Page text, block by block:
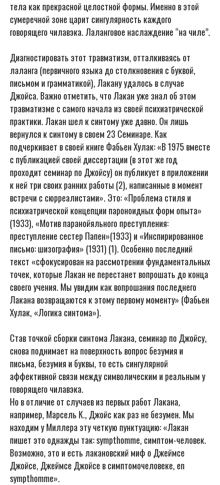
тела как прекрасной целостной формы. Именно в этой
сумеречной зоне царит сингулярность каждого
говорящего чилавэка. Лаланговое наслаждение “на чиле”.
Диагностировать этот травматизм, отталкиваясь от
лаланга (первичного языка до столкновения с буквой,
письмом и грамматикой), Лакану удалось в случае
Джойса. Важно отметить, что Лакан уже знал об этом
травматизме с самого начала из своей психиатрической
практики. Лакан шел к синтому уже давно. Он лишь
вернулся к синтому в своем 23 Семинаре. Как
подчеркивает в своей книге Фабьен Хулак: «В 1975 вместе
с публикацией своей диссертации (в этот же год
проходит семинар по Джойсу) он публикует в приложении
к ней три своих ранних работы (2), написанные в момент
встречи с сюрреалистами». Это: «Проблема стиля и
психиатрической концепции пароноидных форм опыта»
(1933), «Мотив паранойяльного преступления:
преступление сестер Папен»(1933) и «Инспирированное
письмо: шизография» (1931) (1). Особенно последний
текст «сфокусирован на рассмотрении фундаментальных
точек, которые Лакан не перестанет вопрошать до конца
своего учения. Мы увидим как вопрошания последнего
Лакана возвращаются к этому первому моменту» (Фабьен
Хулак, «Логика синтома»).
Став точкой сборки синтома Лакана, семинар по Джойсу,
снова поднимает на поверхность вопрос безумия и
письма, безумия и буквы, то есть сингулярной
аффективной связи между символическим и реальным у
говорящего чилавэка.
Но в отличие от случаев из первых работ Лакана,
например, Марсель К., Джойс как раз не безумен. Мы
находим у Миллера эту четкую пунктуацию: «Лакан
пишет это однажды так: sympthomme, симптом-человек.
Возможно, это и есть лакановский миф о Джеймсе
Джойсе, Джеймсе Джойсе в симптомочеловеке, en
sympthomme».